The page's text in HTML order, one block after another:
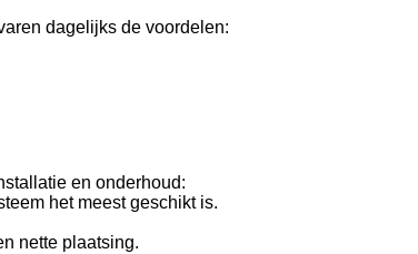
dagelijks de voordelen:
en onderhoud:
het meest geschikt is.
nette plaatsing.